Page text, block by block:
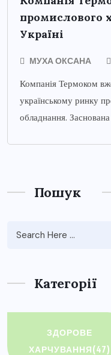
промислового
Україні
МУХА ОКСАНА
Компанія Термоком
українському ринку
обладнання.
Пошук
Категорії
ЗДОРОВЕ
ХАРЧУВАННЯ(47)